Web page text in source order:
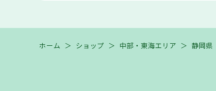
ホーム ＞ ショップ ＞ 中部・東海エリア ＞ 静岡県